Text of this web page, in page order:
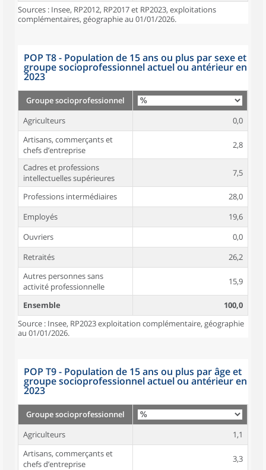
Sources : Insee, RP2012, RP2017 et RP2023, exploitations
complémentaires, géographie au 01/01/2026.
POP T8 - Population de 15 ans ou plus par sexe et
groupe socioprofessionnel actuel ou antérieur en
2023
Groupe socioprofessionnel
Agriculteurs
0,0
Artisans, commerçants et
chefs d’entreprise
2,8
Cadres et professions
intellectuelles supérieures
7,5
Professions intermédiaires
28,0
Employés
19,6
Ouvriers
0,0
Retraités
26,2
Autres personnes sans
activité professionnelle
15,9
Ensemble
100,0
Source : Insee, RP2023 exploitation complémentaire, géographie
au 01/01/2026.
POP T9 - Population de 15 ans ou plus par âge et
groupe socioprofessionnel actuel ou antérieur en
2023
Groupe socioprofessionnel
Agriculteurs
1,1
Artisans, commerçants et
chefs d’entreprise
3,3